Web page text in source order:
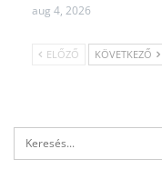
aug 4, 2026
ELŐZŐ KÖVETKEZŐ